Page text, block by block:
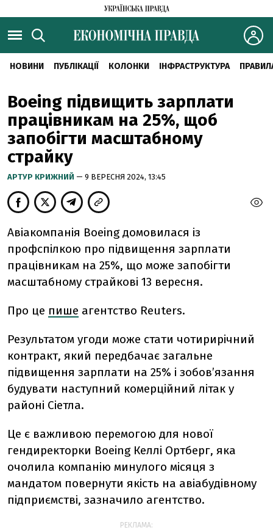
НОВИНИ ПУБЛІКАЦІЇ КОЛОНКИ ІНФРАСТРУКТУРА
Boeing підвищить зарплати
працівникам на 25%, щоб
запобігти масштабному
страйку
АРТУР КРИЖНИЙ — 9 ВЕРЕСНЯ 2024, 13:45
Авіакомпанія Boeing домовилася із
профспілкою про підвищення зарплати
працівникам на 25%, що може запобігти
масштабному страйкові 13 вересня.
Про це пише агентство Reuters.
Результатом угоди може стати чотирирічний
контракт, який передбачає загальне
підвищення зарплати на 25% і зобовʼязання
будувати наступний комерційний літак у
районі Сіетла.
Це є важливою перемогою для нової
гендиректорки Boeing Келлі Ортберг, яка
очолила компанію минулого місяця з
мандатом повернути якість на авіабудівному
підприємстві, зазначило агентство.
РЕКЛАМА: